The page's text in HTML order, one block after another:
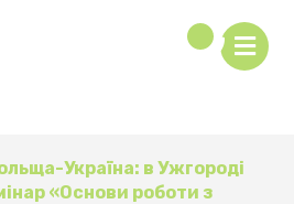
Україна: в Ужгороді
«Основи роботи з